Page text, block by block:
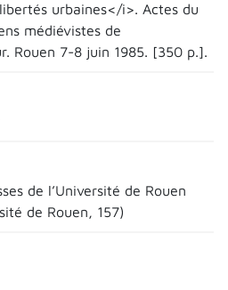
urbaines</i>. Actes du
médiévistes de
Rouen 7-8 juin 1985. [350 p.].
de l’Université de Rouen
de Rouen, 157)